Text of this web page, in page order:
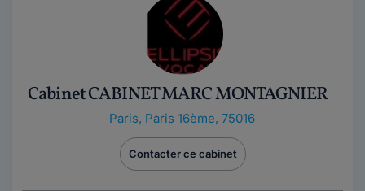
Cabinet CABINET MARC MONTAGNIER
Paris, Paris 16ème, 75016
Contacter ce cabinet